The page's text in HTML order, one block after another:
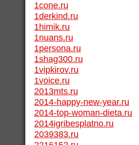
1cone.ru
1derkind.ru
1himik.ru
1nuans.ru
1persona.ru
1shag300.ru
1vipkirov.ru
1voice.ru
2013mts.ru
2014-happy-new-year.ru
2014-top-woman-dieta.ru
2014igribesplatno.ru
2039383.ru